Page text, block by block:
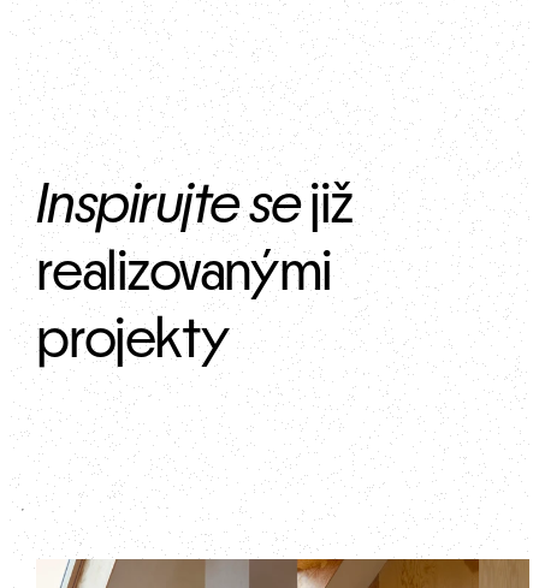
Inspirujte se již
realizovanými
projekty